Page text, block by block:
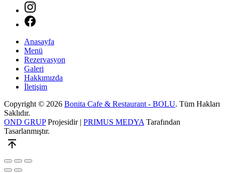
New
Window
New
Window
Window
Anasayfa
Menü
Rezervasyon
Galeri
Hakkımızda
İletişim
Copyright © 2026 Bonita Cafe & Restaurant - BOLU. Tüm Hakları
Saklıdır.
OND GRUPProjesidir | PRIMUS MEDYA Tarafından
Tasarlanmıştır.
WordPress
Theme
by
FORQY
Top
CloseToggleZoom